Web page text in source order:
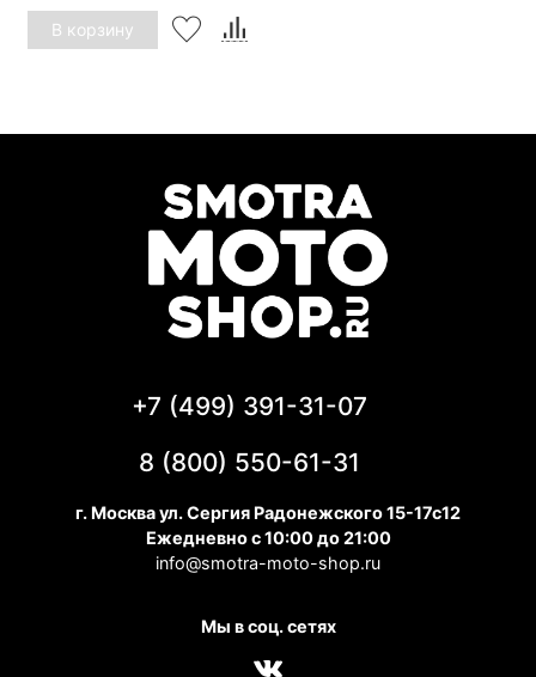
В корзину
+7 (499) 391-31-07
8 (800) 550-61-31
г. Москва ул. Сергия Радонежского 15-17с12
Ежедневно с 10:00 до 21:00
info@smotra-moto-shop.ru
Мы в соц. сетях